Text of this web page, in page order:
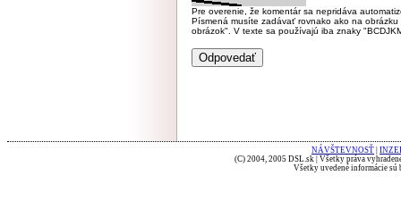
Pre overenie, že komentár sa nepridáva
Písmená musíte zadávať rovnako ako na
obrázok". V texte sa používajú iba znaky
NÁVŠTEVNOSŤ
(C) 2004, 2005 DSL.sk | Všetky práva
Všetky uvedené informácie sú